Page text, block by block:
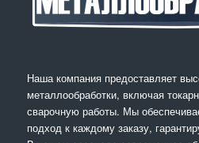
Наша компания предоставляет
металлообработки, включая
сварочную работы. Мы
подход к каждому заказу,